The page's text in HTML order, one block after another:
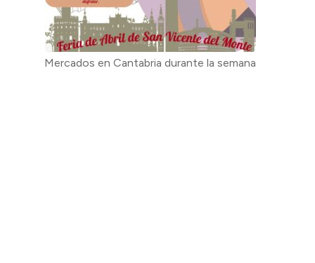
Mercados en Cantabria durante la semana